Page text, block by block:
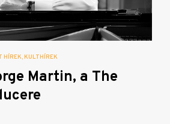
HÍREK KULTHÍREK
Martin, a The